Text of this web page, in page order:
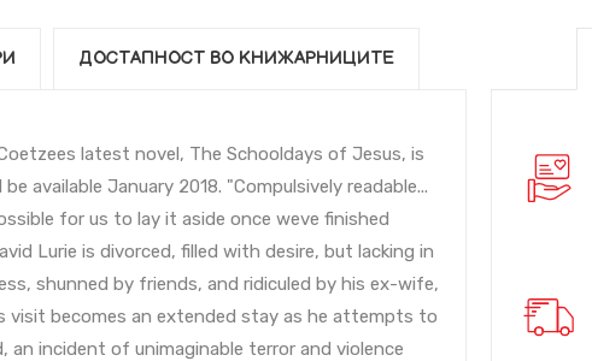
ДОСТАПНОСТ ВО КНИЖАРНИЦИТЕ
latest novel, The Schooldays of Jesus, is
available January 2018. "Compulsively readable...
for us to lay it aside once weve finished
Lurie is divorced, filled with desire, but lacking in
shunned by friends, and ridiculed by his ex-wife,
visit becomes an extended stay as he attempts to
an incident of unimaginable terror and violence